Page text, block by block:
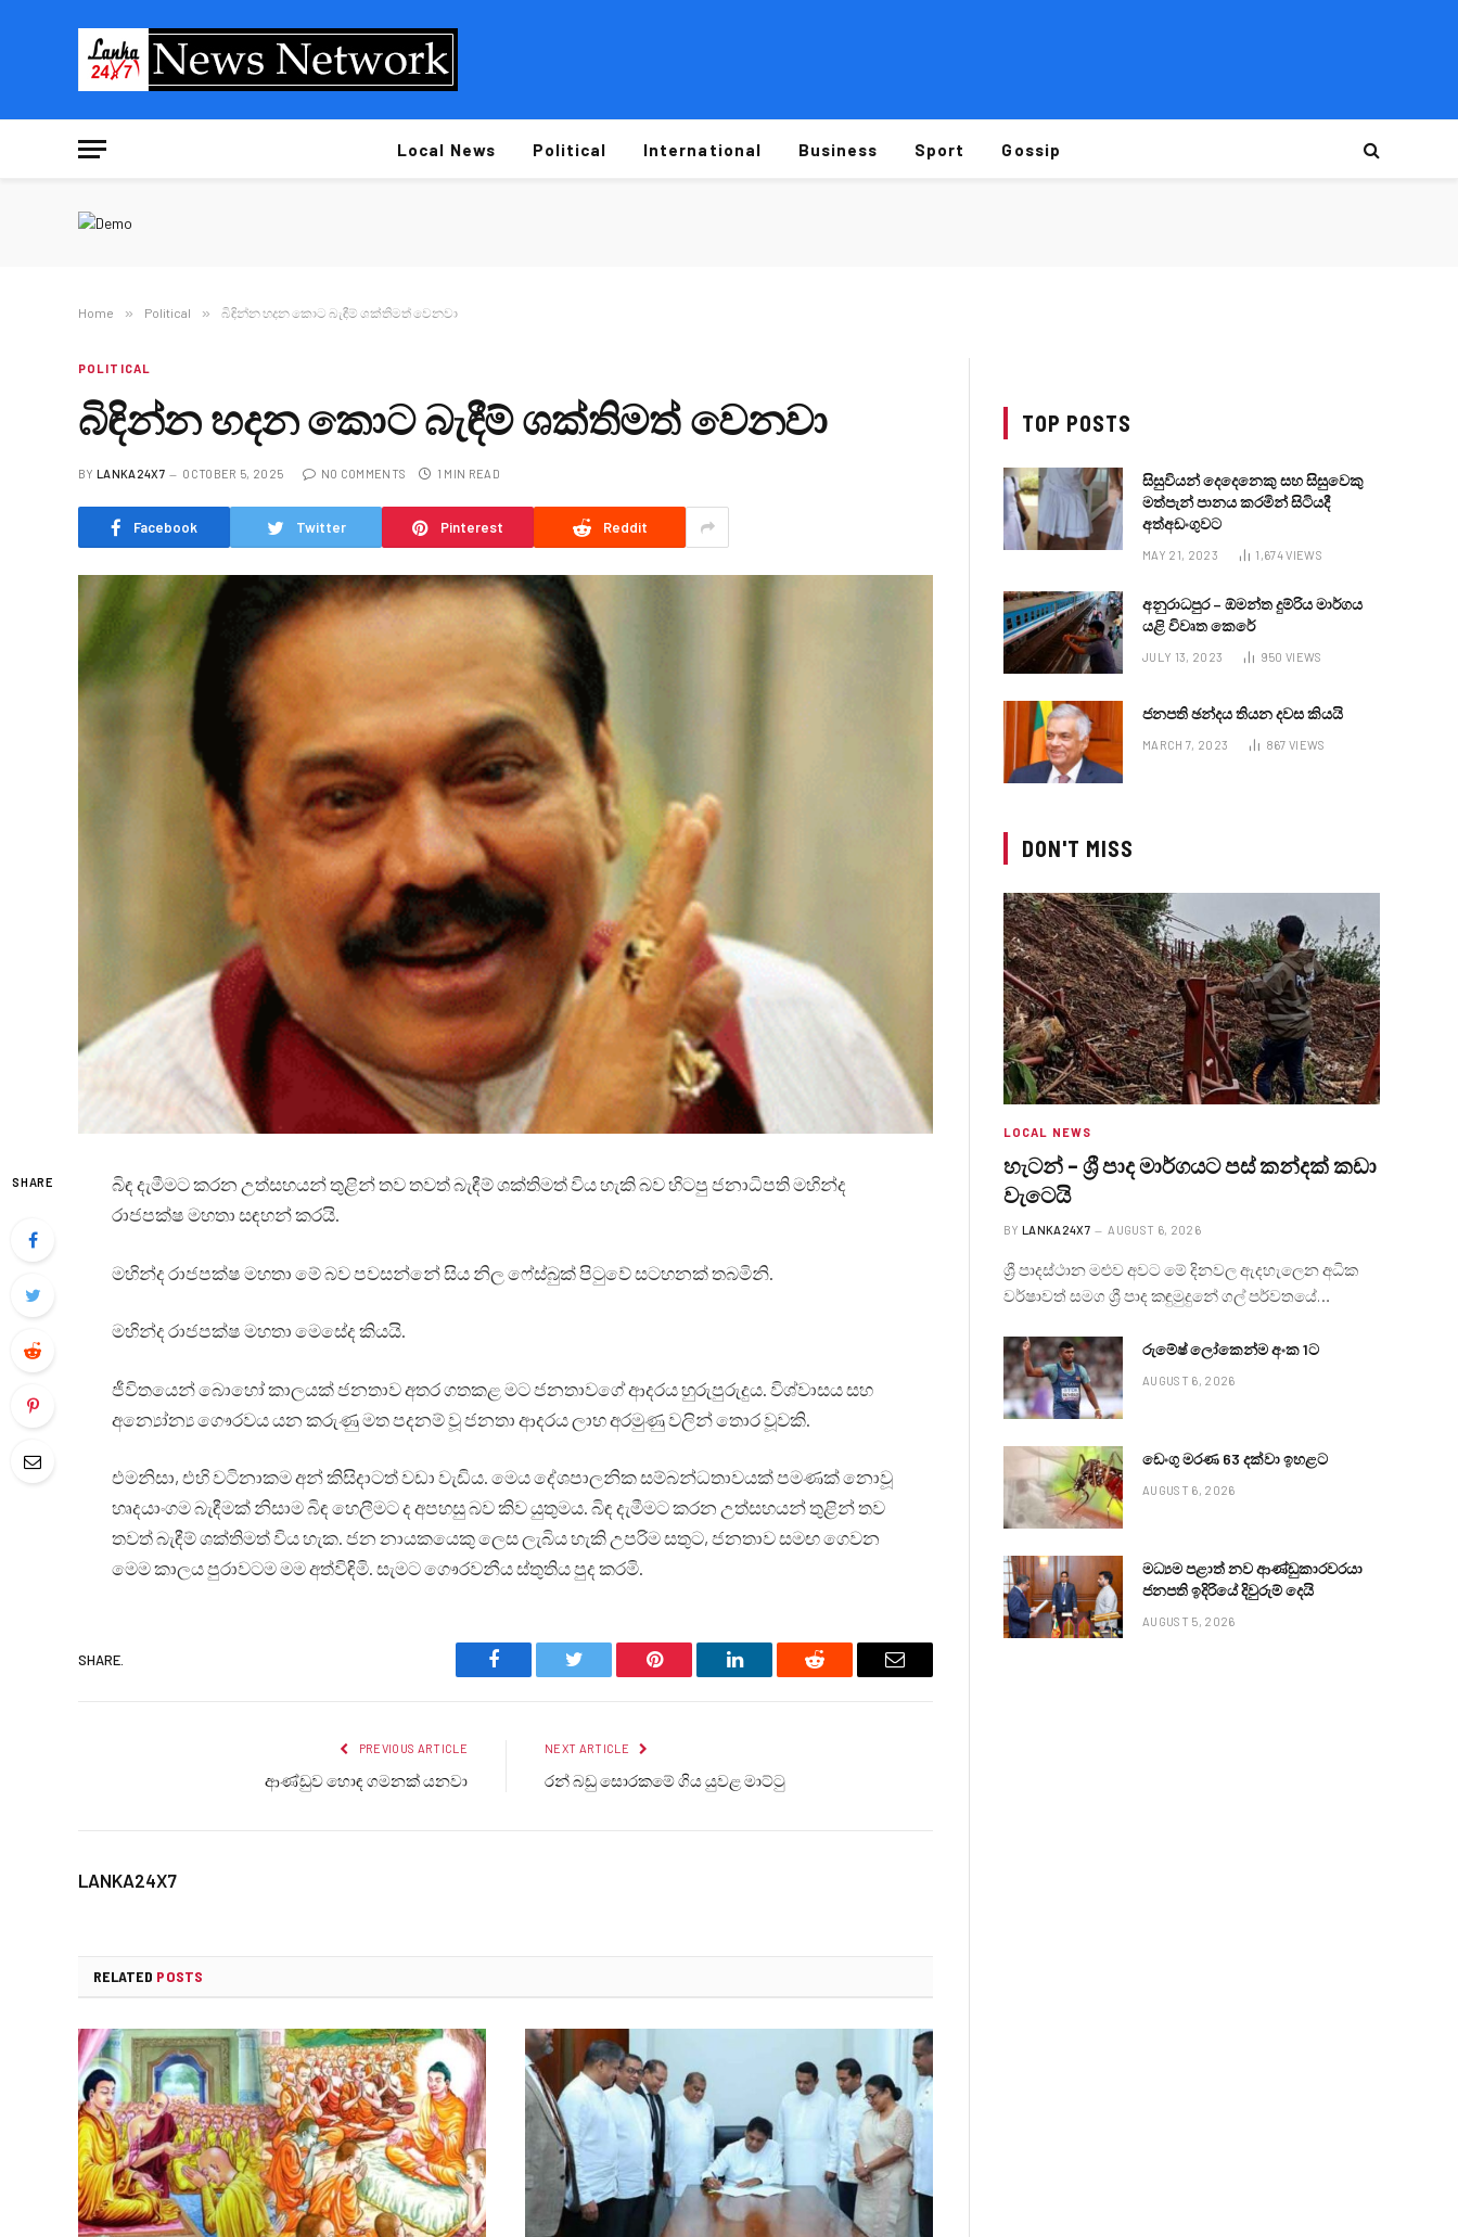
Local News Political International Business Sport Gossip
Home » Political » බිඳින්න හදන කොට බැඳීම් ශක්තිමත් වෙනවා
POLITICAL
බිඳින්න හදන කොට බැඳීම් ශක්තිමත් වෙනවා
BY LANKA24X7 OCTOBER 5, 2025 NO COMMENTS 1 MIN READ
Facebook Twitter Pinterest Reddit
SHARE
බිඳ දැමීමට කරන උත්සහයන් තුළින් තව තවත් බැඳීම් ශක්තිමත් විය හැකි බව හිටපු ජනාධිපති මහින්ද
රාජපක්ෂ මහතා සඳහන් කරයි.
මහින්ද රාජපක්ෂ මහතා මේ බව පවසන්නේ සිය නිල ෆේස්බුක් පිටුවේ සටහනක් තබමිනි.
මහින්ද රාජපක්ෂ මහතා මෙසේද කියයි.
ජීවිතයෙන් බොහෝ කාලයක් ජනතාව අතර ගතකළ මට ජනතාවගේ ආදරය හුරුපුරුදුය. විශ්වාසය සහ
අන්‍යෝන්‍ය ගෞරවය යන කරුණු මත පදනම් වූ ජනතා ආදරය ලාභ අරමුණු වලින් තොර වූවකි.
එමනිසා, එහි වටිනාකම අන් කිසිදාටත් වඩා වැඩිය. මෙය දේශපාලනික සම්බන්ධතාවයක් පමණක් නොවූ
හෘදයාංගම බැඳීමක් නිසාම බිඳ හෙලීමට ද අපහසු බව කිව යුතුමය. බිඳ දැමීමට කරන උත්සහයන් තුළින් තව
තවත් බැඳීම් ශක්තිමත් විය හැක. ජන නායකයෙකු ලෙස ලැබිය හැකි උපරිම සතුට, ජනතාව සමඟ ගෙවන
මෙම කාලය පුරාවටම මම අත්විඳිමි. සැමට ගෞරවනීය ස්තුතිය පුද කරමි.
SHARE.
Facebook Twitter Pinterest LinkedIn Reddit Email
PREVIOUS ARTICLE
ආණ්ඩුව හොඳ ගමනක් යනවා
NEXT ARTICLE
රන් බඩු සොරකමේ ගිය යුවළ මාට්ටු
LANKA24X7
RELATED POSTS
TOP POSTS
සිසුවියන් දෙදෙනෙකු සහ සිසුවෙකු
මත්පැන් පානය කරමින් සිටියදී
අත්අඩංගුවට
MAY 21, 2023 1,674VIEWS
අනුරාධපුර – ඕමන්ත දුම්රිය මාර්ගය
යළි විවෘත කෙරේ
JULY 13, 2023 950 VIEWS
ජනපති ඡන්දය තියන දවස කියයි
MARCH 7, 2023 867 VIEWS
DON'T MISS
LOCAL NEWS
හැටන් – ශ්‍රී පාද මාර්ගයට පස් කන්දක් කඩා
වැටෙයි
BY LANKA24X7 AUGUST 6, 2026
ශ්‍රී පාදස්ථාන මළුව අවට මේ දිනවල ඇදහැලෙන අධික
වර්ෂාවත් සමග ශ්‍රී පාද කඳුමුදුනේ ගල් පර්වතයේ…
රුමේෂ් ලෝකෙන්ම අංක 1ට
AUGUST 6, 2026
ඩෙංගු මරණ 63 දක්වා ඉහළට
AUGUST 6, 2026
මධ්‍යම පළාත් නව ආණ්ඩුකාරවරයා
ජනපති ඉදිරියේ දිවුරුම් දෙයි
AUGUST 5, 2026